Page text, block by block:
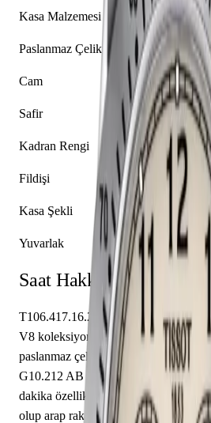
Kasa Malzemesi
Paslanmaz Çelik
Cam
Safir
Kadran Rengi
Fildişi
Kasa Şekli
Yuvarlak
Saat Hakkında
T106.417.16.262.00 referansıyla
V8 koleksiyonunun bir parçasıdır.
paslanmaz çelik kasası safir cam ile
G10.212 AB mekanizma ile
dakika özelliklerine sahiptir. Kadran
olup arap rakamı indekslerle